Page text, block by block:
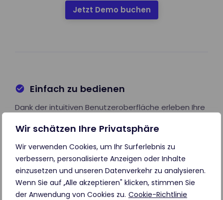
Wir schätzen Ihre Privatsphäre
Wir verwenden Cookies, um Ihr Surferlebnis zu
verbessern, personalisierte Anzeigen oder Inhalte
einzusetzen und unseren Datenverkehr zu analysieren.
Wenn Sie auf „Alle akzeptieren" klicken, stimmen Sie
der Anwendung von Cookies zu. Cookie-Richtlinie
Jetzt Demo buchen
Einfach zu bedienen
Dank der intuitiven Benutzeroberfläche erleben Ihre
Transparent
Behalten Sie dank Echtzeitberichten immer den
Überblick über Ihre Leads und Kunden.